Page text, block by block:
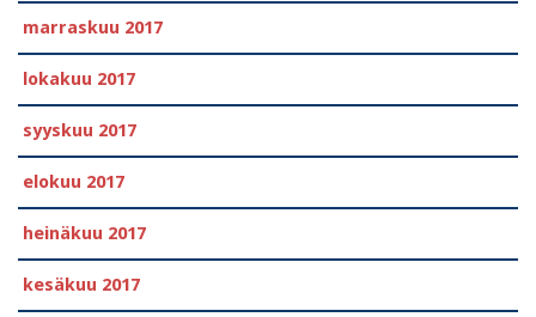
marraskuu 2017
lokakuu 2017
syyskuu 2017
elokuu 2017
heinäkuu 2017
kesäkuu 2017